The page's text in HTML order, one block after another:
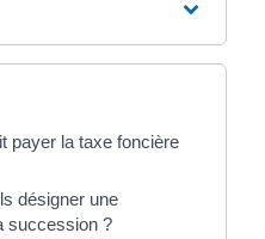
payer la taxe foncière
désigner une
succession ?